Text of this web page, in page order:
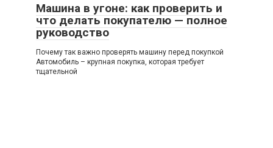
Машина в угоне: как проверить и
что делать покупателю — полное
руководство
Почему так важно проверять машину перед покупкой
Автомобиль – крупная покупка, которая требует
тщательной